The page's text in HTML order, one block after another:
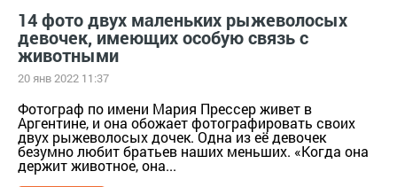
14 фото двух маленьких рыжеволосых
девочек, имеющих особую связь с
животными
20 янв 2022 11:37
Фотограф по имени Мария Прессер живет в
Аргентине, и она обожает фотографировать своих
двух рыжеволосых дочек. Одна из её девочек
безумно любит братьев наших меньших. «Когда она
держит животное, она...